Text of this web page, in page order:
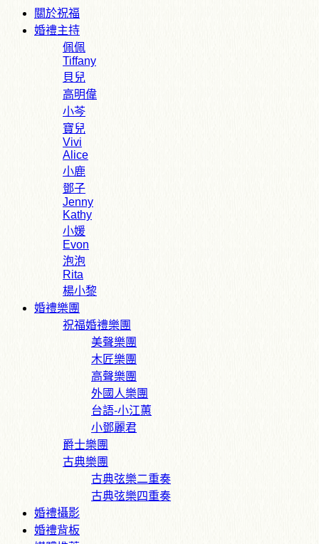
關於祝福
婚禮主持
佩佩
Tiffany
貝兒
高明偉
小芩
寶兒
Vivi
Alice
小鹿
鄧子
Jenny
Kathy
小媛
Evon
泡泡
Rita
楊小黎
婚禮樂團
祝福婚禮樂團
美聲樂團
木匠樂團
高聲樂團
外國人樂團
台語-小江蕙
小鄧麗君
爵士樂團
古典樂團
古典弦樂二重奏
古典弦樂四重奏
婚禮攝影
婚禮背板